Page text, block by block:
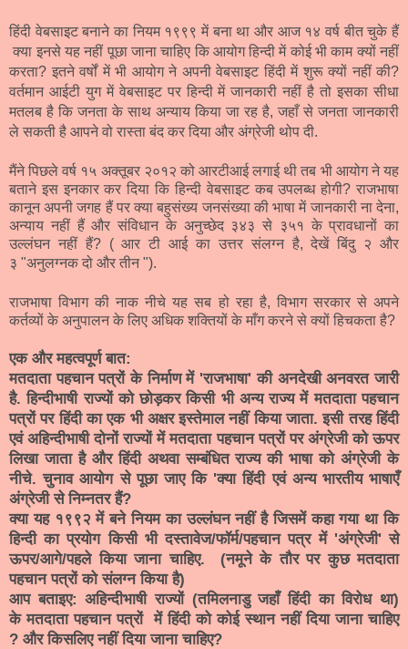
हिंदी वेबसाइट बनाने का नियम १९९९ में बना था और आज १४ वर्ष बीत चुके हैं
क्या इनसे यह नहीं पूछा जाना चाहिए कि आयोग हिन्दी में कोई भी काम क्यों नहीं
करता? इतने वर्षों में भी आयोग ने अपनी वेबसाइट हिंदी में शुरू क्यों नहीं की?
वर्तमान आईटी युग में वेबसाइट पर हिन्दी में जानकारी नहीं है तो इसका सीधा
मतलब है कि जनता के साथ अन्याय किया जा रह है, जहाँ से जनता जानकारी
ले सकती है आपने वो रास्ता बंद कर दिया और अंग्रेजी थोप दी.
मैंने पिछले वर्ष १५ अक्तूबर २०१२ को आरटीआई लगाई थी तब भी आयोग ने यह
बताने इस इनकार कर दिया कि हिन्दी वेबसाइट कब उपलब्ध होगी? राजभाषा
कानून अपनी जगह हैं पर क्या बहुसंख्य जनसंख्या की भाषा में जानकारी ना देना,
अन्याय नहीं हैं और संविधान के अनुच्छेद ३४३ से ३५१ के प्रावधानों का
उल्लंघन नहीं हैं? (आर टी आई का उत्तर संलग्न है, देखें बिंदु २ और
३ "अनुलग्नक दो और तीन ").
राजभाषा विभाग की नाक नीचे यह सब हो रहा है, विभाग सरकार से अपने
कर्तव्यों के अनुपालन के लिए अधिक शक्तियों के माँग करने से क्यों हिचकता है?
एक और महत्वपूर्ण बात:
मतदाता पहचान पत्रों के निर्माण में 'राजभाषा' की अनदेखी अनवरत जारी
है. हिन्दीभाषी राज्यों को छोड़कर किसी भी अन्य राज्य मेंमतदाता पहचान
पत्रों पर हिंदी का एक भी अक्षर इस्तेमाल नहीं किया जाता. इसी तरह हिंदी
एवं अहिन्दीभाषी दोनों राज्यों मेंमतदाता पहचान पत्रों पर अंग्रेजी को ऊपर
लिखा जाता है और हिंदी अथवा सम्बंधित राज्य की भाषा को अंग्रेजी के
नीचे. चुनाव आयोग से पूछा जाए कि 'क्या हिंदी एवं अन्य भारतीय भाषाएँ
अंग्रेजी से निम्नतर हैं?
क्या यह १९९२ में बने नियम का उल्लंघन नहीं है जिसमें कहा गया था कि
हिन्दी का प्रयोग किसी भी दस्तावेज/फॉर्म/पहचान पत्र में 'अंग्रेजी' से
ऊपर/आगे/पहले किया जाना चाहिए.
(नमूने के तौर पर कुछमतदाता
पहचान पत्रों को संलग्न किया है)
आप बताइए: अहिन्दीभाषी राज्यों (तमिलनाडु जहाँ हिंदी का विरोध था)
केमतदाता पहचान पत्रों में हिंदी को कोई स्थान नहीं दिया जाना चाहिए
? और किसलिए नहीं दिया जाना चाहिए?